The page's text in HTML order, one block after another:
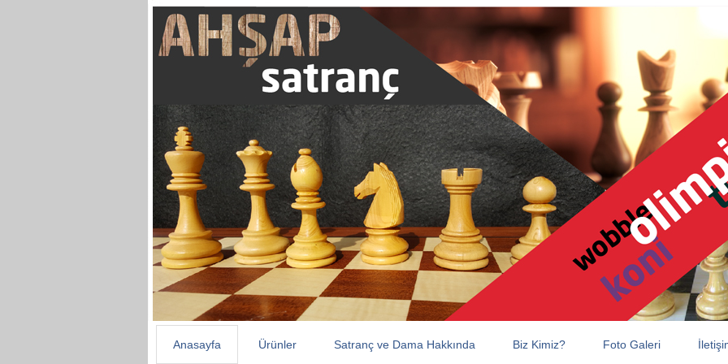
Anasayfa Ürünler Satranç ve Dama Hakkında Biz Kimiz? Foto Galeri